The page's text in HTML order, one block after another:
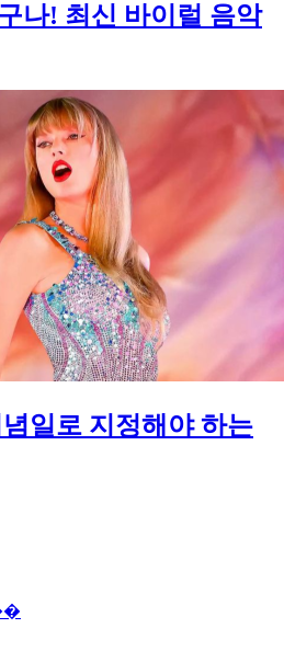
나! 최신 바이럴 음악
일로 지정해야 하는